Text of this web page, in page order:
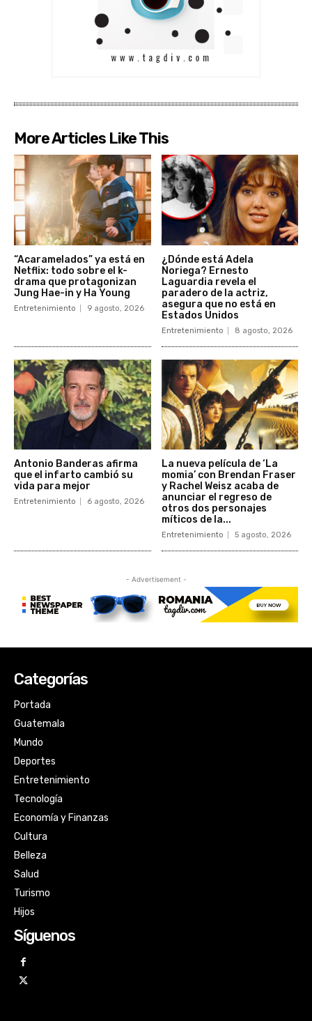
Categorías
Portada
Guatemala
Mundo
Deportes
Entretenimiento
Tecnología
Economía y Finanzas
Cultura
Belleza
Salud
Turismo
Hijos
Síguenos